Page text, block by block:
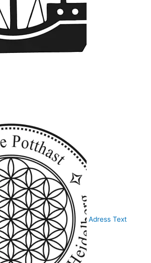
Adress Text